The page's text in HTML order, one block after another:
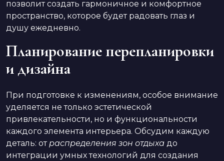
позволит создать гармоничное и комфортное
пространство, которое будет радовать глаз и
душу ежедневно.
Планирование перепланировки
и дизайна
При подготовке к изменениям, особое внимание
уделяется не только эстетической
привлекательности, но и функциональности
каждого элемента интерьера. Обсудим каждую
деталь: отраспределения зон отдыха до
интеграции умных технологий для создания